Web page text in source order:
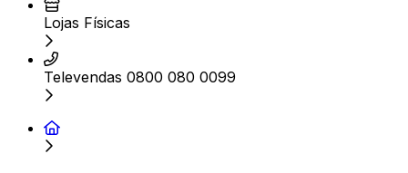
Lojas Físicas
Televendas 0800 080 0099